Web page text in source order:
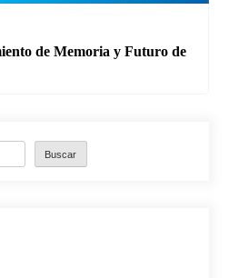
de Memoria y Futuro de
Buscar